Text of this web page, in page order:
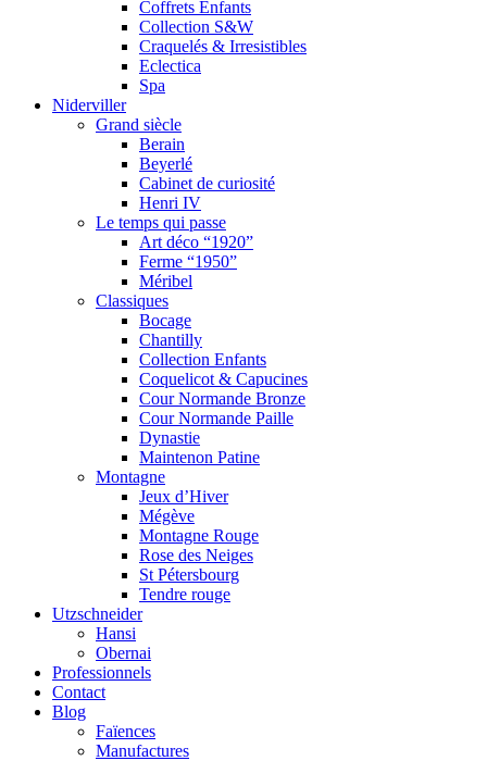
Coffrets Enfants
Collection S&W
Craquelés & Irresistibles
Eclectica
Spa
Niderviller
Grand siècle
Berain
Beyerlé
Cabinet de curiosité
Henri IV
Le temps qui passe
Art déco “1920”
Ferme “1950”
Méribel
Classiques
Bocage
Chantilly
Collection Enfants
Coquelicot & Capucines
Cour Normande Bronze
Cour Normande Paille
Dynastie
Maintenon Patine
Montagne
Jeux d’Hiver
Mégève
Montagne Rouge
Rose des Neiges
St Pétersbourg
Tendre rouge
Utzschneider
Hansi
Obernai
Professionnels
Contact
Blog
Faïences
Manufactures